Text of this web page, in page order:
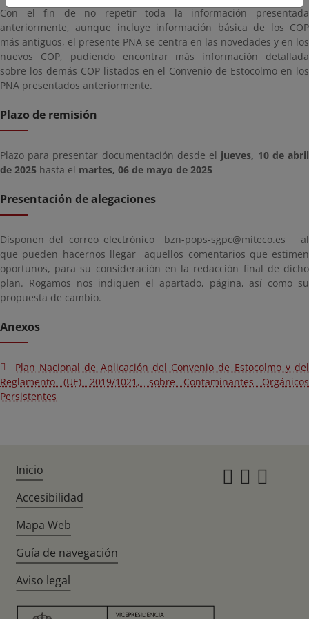
Con el fin de no repetir toda la información presentada
anteriormente, aunque incluye información básica de los COP
más antiguos, el presente PNA se centra en las novedades y en los
nuevos COP, pudiendo encontrar más información detallada
sobre los demás COP listados en el Convenio de Estocolmo en los
PNA presentados anteriormente.
Plazo de remisión
Plazo para presentar documentación desde el jueves, 10 de abril
de 2025 hasta el martes, 06 de mayo de 2025
Presentación de alegaciones
Disponen del correo electrónico bzn-pops-sgpc@miteco.es al
que pueden hacernos llegar aquellos comentarios que estimen
oportunos, para su consideración en la redacción final de dicho
plan. Rogamos nos indiquen el apartado, página, así como su
propuesta de cambio.
Anexos
Plan Nacional de Aplicación del Convenio de Estocolmo y del
Reglamento (UE) 2019/1021, sobre Contaminantes Orgánicos
Persistentes
Inicio
Accesibilidad
Mapa Web
Guía de navegación
Aviso legal